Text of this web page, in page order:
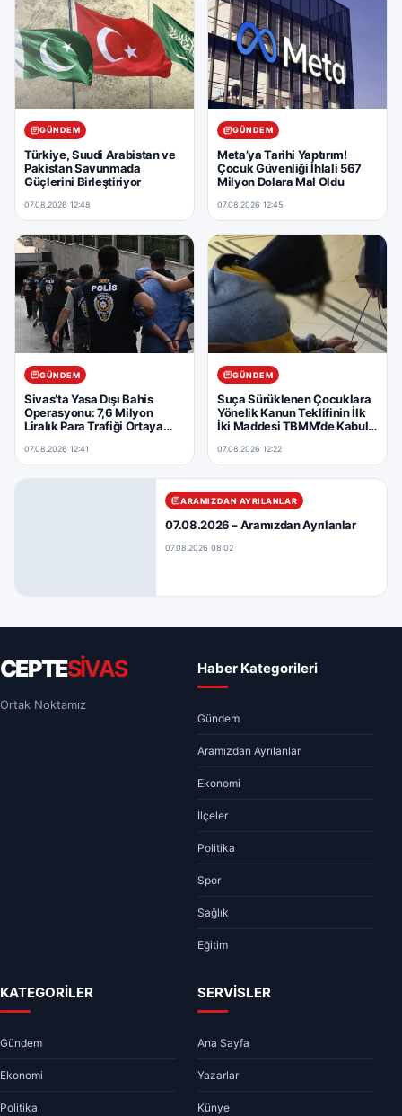
GÜNDEM
Türkiye, Suudi Arabistan ve
Pakistan Savunmada
Güçlerini Birleştiriyor
07.08.2026 12:48
GÜNDEM
Meta’ya Tarihi Yaptırım!
Çocuk Güvenliği İhlali 567
Milyon Dolara Mal Oldu
07.08.2026 12:45
GÜNDEM
Sivas’ta Yasa Dışı Bahis
Operasyonu: 7,6 Milyon
Liralık Para Trafiği Ortaya
07.08.2026 12:41
GÜNDEM
Suça Sürüklenen Çocuklara
Yönelik Kanun Teklifinin İlk
İki Maddesi TBMM’de Kabul
07.08.2026 12:22
ARAMIZDAN AYRILANLAR
07.08.2026 – Aramızdan Ayrılanlar
07.08.2026 08:02
CEPTESİVAS
Ortak Noktamız
Haber Kategorileri
Gündem
Aramızdan Ayrılanlar
Ekonomi
İlçeler
Politika
Spor
Sağlık
Eğitim
KATEGORİLER
Gündem
Ekonomi
Politika
SERVİSLER
Ana Sayfa
Yazarlar
Künye